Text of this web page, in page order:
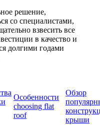
решение,
со специалистами,
взвесить все
в качество и
долгими годами
Особенности
choosing flat
roof
Обзор
крыши